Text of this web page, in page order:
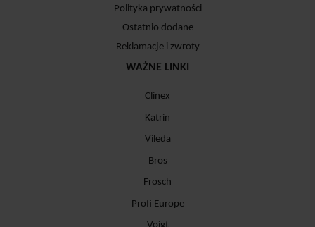
Polityka prywatności
Ostatnio dodane
Reklamacje i zwroty
WAŻNE LINKI
Clinex
Katrin
Vileda
Bros
Frosch
Profi Europe